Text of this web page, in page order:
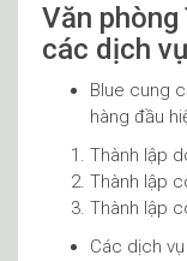
Văn
các dịch
Blue cung
hàng đầu
Thành lập
Thành lập
Thành lập
Các dịch